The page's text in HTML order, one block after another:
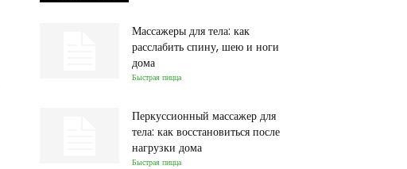
Массажеры для тела: как
расслабить спину, шею и ноги
дома
Быстрая пицца
Перкуссионный массажер для
тела: как восстановиться после
нагрузки дома
Быстрая пицца